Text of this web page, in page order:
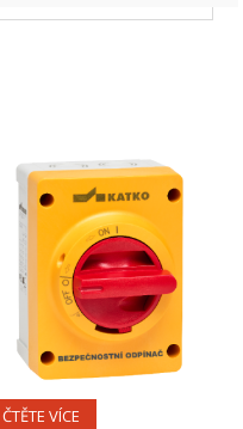
ČTĚTE VÍCE